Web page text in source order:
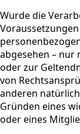
Wurde die
abgesehen – nur
oder zur
von
anderen
Gründen eines
oder eines